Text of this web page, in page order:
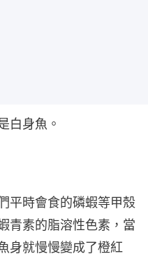
白身魚。
平時會食的磷蝦等甲殼
青素的脂溶性色素，當
身就慢慢變成了橙紅